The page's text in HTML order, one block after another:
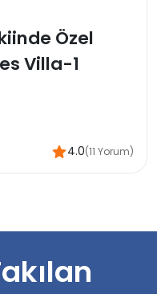
Özel
Villa-1
4.0(11 Yorum)